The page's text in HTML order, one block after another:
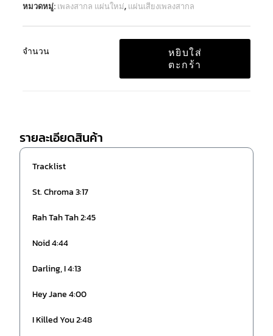
หมวดหมู่: เพลงสากล แผ่นใหม่, แผ่นเสียงเพลงสากล
จำนวน
หยิบใส่
ตะกร้า
รายละเอียดสินค้า
Tracklist
St. Chroma 3:17
Rah Tah Tah 2:45
Noid 4:44
Darling, I 4:13
Hey Jane 4:00
I Killed You 2:48